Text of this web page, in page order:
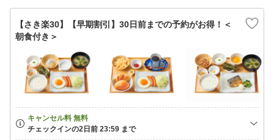
【さき楽30】【早期割引】30日前までの予約がお得！＜
朝食付き＞